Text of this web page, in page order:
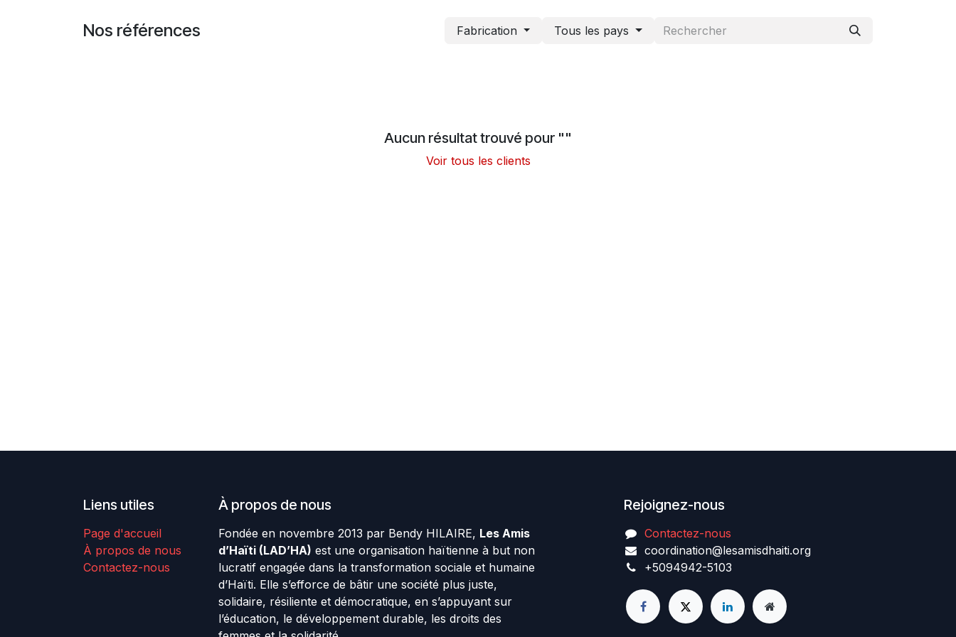
Nos références Fabrication Tous les pays
Aucun résultat trouvé pour ""
Voir tous les clients
Liens utiles
Page d'accueil
À propos de nous
Contactez-nous
À propos de nous
Fondée en novembre 2013 par Bendy HILAIRE, Les Amis
d’Haïti (LAD’HA) est une organisation haïtienne à but non
lucratif engagée dans la transformation sociale et humaine
d’Haïti. Elle s’efforce de bâtir une société plus juste,
solidaire, résiliente et démocratique, en s’appuyant sur
l’éducation, le développement durable, les droits des
Rejoignez-nous
Contactez-nous
coordination@lesamisdhaiti.org
+5094942-5103